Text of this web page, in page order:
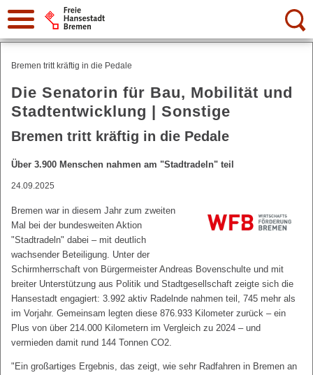
Suche:
Bremen tritt kräftig in die Pedale
Die Senatorin für Bau, Mobilität und
Stadtentwicklung | Sonstige
Bremen tritt kräftig in die Pedale
Über 3.900 Menschen nahmen am "Stadtradeln" teil
24.09.2025
Bremen war in diesem Jahr zum zweiten
Mal bei der bundesweiten Aktion
"Stadtradeln" dabei – mit deutlich
wachsender Beteiligung. Unter der
Schirmherrschaft von Bürgermeister Andreas Bovenschulte und mit
breiter Unterstützung aus Politik und Stadtgesellschaft zeigte sich die
Hansestadt engagiert: 3.992 aktiv Radelnde nahmen teil, 745 mehr als
im Vorjahr. Gemeinsam legten diese 876.933 Kilometer zurück – ein
Plus von über 214.000 Kilometern im Vergleich zu 2024 – und
vermieden damit rund 144 Tonnen CO2.
"Ein großartiges Ergebnis, das zeigt, wie sehr Radfahren in Bremen an